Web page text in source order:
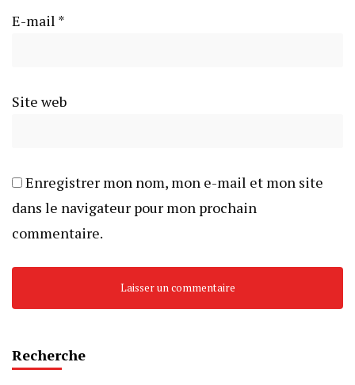
E-mail *
Site web
Enregistrer mon nom, mon e-mail et mon site
dans le navigateur pour mon prochain
commentaire.
Recherche